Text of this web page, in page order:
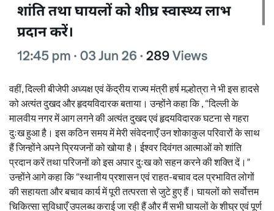
वहीं, दिल्ली बीजेपी अध्यक्ष एवं केंद्रीय राज्य मंत्री हर्ष मल्होत्रा ने भी इस हादसे
को अत्यंत दुखद और हृदयविदारक बताया। उन्होंने कहा कि , “दिल्ली के
मालवीय नगर में आग लगने की अत्यंत दुखद एवं हृदयविदारक घटना से गहरा
दुःख हुआ है। इस कठिन समय में मेरी संवेदनाएँ उन शोकाकुल परिवारों के साथ
हैं जिन्होंने अपने प्रियजनों को खोया है। ईश्वर दिवंगत आत्माओं को शांति
प्रदान करें तथा परिजनों को इस अपार दुःख को सहन करने की शक्ति दें।”
उन्होंने आगे कहा कि “स्थानीय प्रशासन एवं राहत-बचाव दल प्रभावित लोगों
की सहायता और बचाव कार्य में पूरी तत्परता से जुटे हुए हैं। घायलों को सर्वोत्तम
चिकित्सा सुविधाएँ उपलब्ध कराई जा रही हैं और मैं सभी घायलों के शीघ्र एवं पूर्ण